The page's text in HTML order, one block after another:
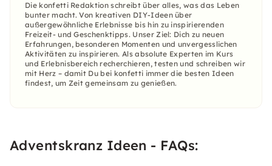
Die konfetti Redaktion schreibt über alles, was das Leben
bunter macht. Von kreativen DIY-Ideen über
außergewöhnliche Erlebnisse bis hin zu inspirierenden
Freizeit- und Geschenktipps. Unser Ziel: Dich zu neuen
Erfahrungen, besonderen Momenten und unvergesslichen
Aktivitäten zu inspirieren. Als absolute Experten im Kurs
und Erlebnisbereich recherchieren, testen und schreiben wir
mit Herz – damit Du bei konfetti immer die besten Ideen
findest, um Zeit gemeinsam zu genießen.
Adventskranz Ideen - FAQs: